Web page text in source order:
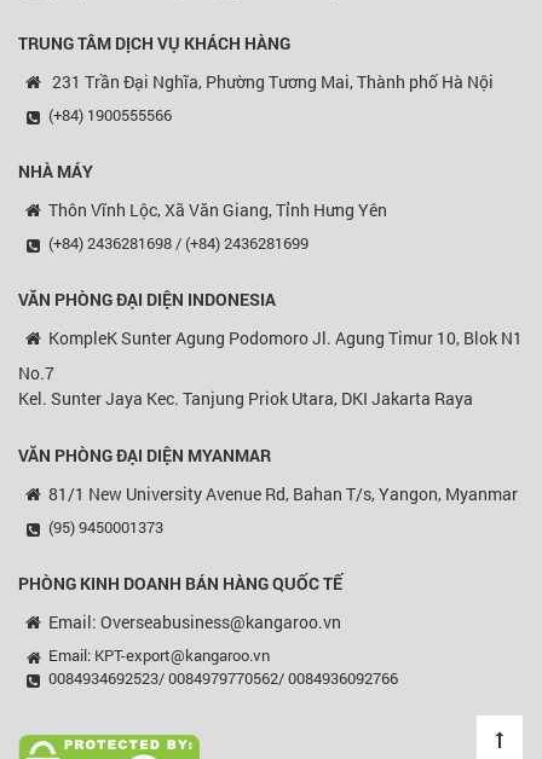
TRUNG TÂM DỊCH VỤ KHÁCH HÀNG
231 Trần Đại Nghĩa, Phường Tương Mai, Thành phố Hà Nội
(+84) 1900555566
NHÀ MÁY
Thôn Vĩnh Lộc, Xã Văn Giang, Tỉnh Hưng Yên
(+84) 2436281698 / (+84) 2436281699
VĂN PHÒNG ĐẠI DIỆN INDONESIA
KompleK Sunter Agung Podomoro Jl. Agung Timur 10, Blok N1
No.7
Kel. Sunter Jaya Kec. Tanjung Priok Utara, DKI Jakarta Raya
VĂN PHÒNG ĐẠI DIỆN MYANMAR
81/1 New University Avenue Rd, Bahan T/s, Yangon, Myanmar
(95) 9450001373
PHÒNG KINH DOANH BÁN HÀNG QUỐC TẾ
Email: Overseabusiness@kangaroo.vn
Email: KPT-export@kangaroo.vn
0084934692523/ 0084979770562/ 0084936092766